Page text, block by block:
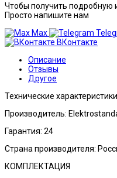
Чтобы получить
Просто напишите нам
Max
ВКонтакте
Описание
Отзывы
Другое
Технические характеристики
Производитель:
Гарантия: 24
Страна производителя:
КОМПЛЕКТАЦИЯ